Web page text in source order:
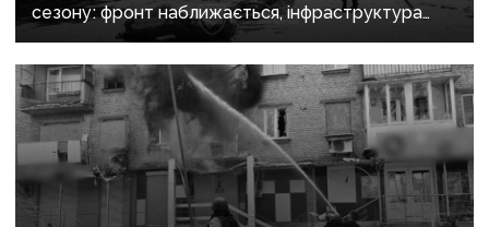
сезону: фронт наближається, інфраструктура
критично зруйнована